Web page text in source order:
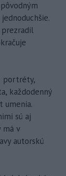
portréty,
každodenný
umenia.
sú aj
má v
autorskú